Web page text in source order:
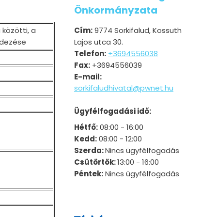
Önkormányzata
Cím:9774 Sorkifalud, Kossuth
Lajos utca 30.
Telefon: +3694556038
Fax: +3694556039
E-mail:
sorkifaludhivatal@pwnet.hu
Ügyfélfogadási idő:
Hétfő:08:00 - 16:00
Kedd:08:00 - 12:00
Szerda:Nincs ügyfélfogadás
Csütörtök:13:00 - 16:00
Péntek:Nincs ügyfélfogadás
közötti, a